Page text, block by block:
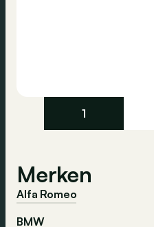
1
Merken
Alfa Romeo
BMW